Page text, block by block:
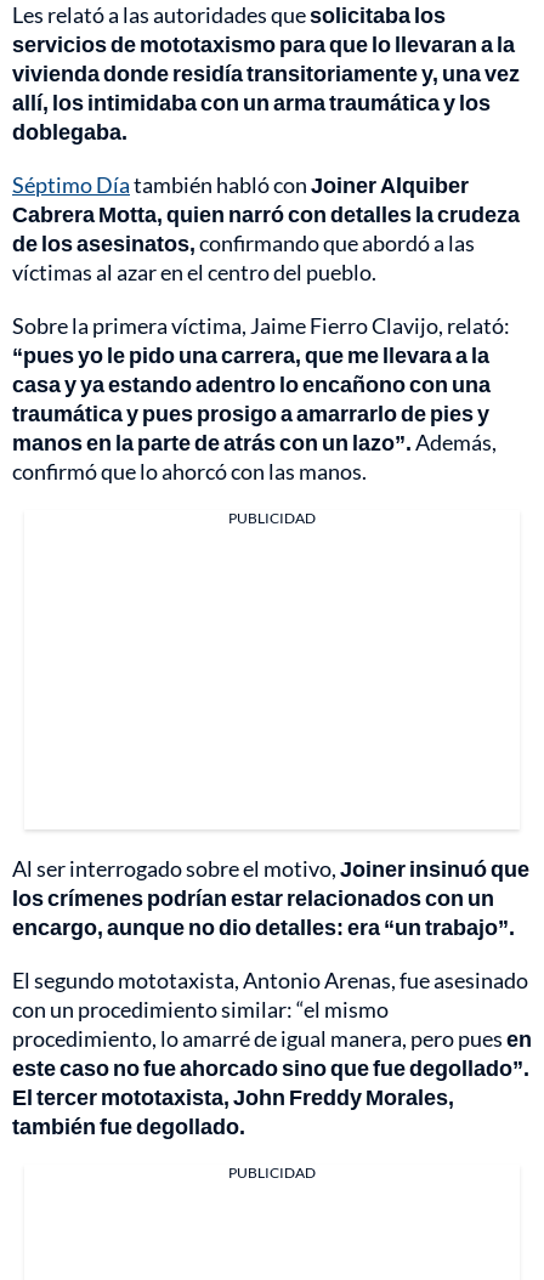
Les relató a las autoridades quesolicitaba los
servicios de mototaxismo para que lo llevaran a la
vivienda donde residía transitoriamente y, una vez
allí, los intimidaba con un arma traumática y los
doblegaba.
Séptimo Díatambién habló conJoiner Alquiber
Cabrera Motta, quien narró con detalles la crudeza
de los asesinatos,confirmando que abordó a las
víctimas al azar en el centro del pueblo.
Sobre la primera víctima, Jaime Fierro Clavijo, relató:
“pues yo le pido una carrera, que me llevara a la
casa y ya estando adentro lo encañono con una
traumática y pues prosigo a amarrarlo de pies y
manos en la parte de atrás con un lazo”.Además,
confirmó que lo ahorcó con las manos.
PUBLICIDAD
Al ser interrogado sobre el motivo,Joiner insinuó que
los crímenes podrían estar relacionados con un
encargo, aunque no dio detalles: era “un trabajo”.
El segundo mototaxista, Antonio Arenas, fue asesinado
con un procedimiento similar: “el mismo
procedimiento, lo amarré de igual manera, pero puesen
este caso no fue ahorcado sino que fue degollado”.
El tercer mototaxista, John Freddy Morales,
también fue degollado.
PUBLICIDAD